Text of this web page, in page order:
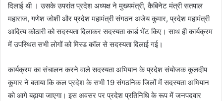
दिलाई थी । उसके उपरांत प्रदेश अध्यक्ष ने मुख्यमंत्री, कैबिनेट मंत्री सतपाल
महाराज, गणेश जोशी और प्रदेश महामंत्री संगठन अजेय कुमार, प्रदेश महामंत्री
आदित्य कोठारी को सदस्यता दिलाकर सदस्यता कार्ड भेंट किए। साथ ही कार्यक्रम
में उपस्थित सभी लोगों को मिस्ड कॉल से सदस्यता दिलाई गई।
कार्यक्रम का संचालन करने वाले सदस्यता अभियान के प्रदेश संयोजक कुलदीप
कुमार ने बताया कि कल प्रदेश के सभी 19 संगठनिक जिलों में सदस्यता अभियान
को आगे बढ़ाया जाएगा। इस अवसर पर प्रदेश प्रतिनिधि के रूप में जनपदवार